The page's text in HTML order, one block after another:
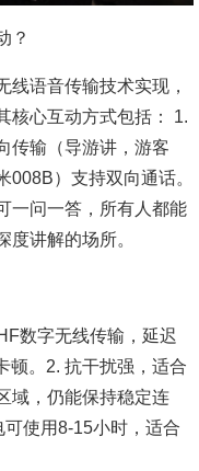
？
线语音传输技术实现，
核心互动方式包括： 1.
传输（导游讲，游客
008B）支持双向通话。
一问一答，所有人都能
度讲解的场所。
数字无线传输，延迟
顿。2. 抗干扰强，适合
域，仍能保持稳定连
使用8-15小时，适合